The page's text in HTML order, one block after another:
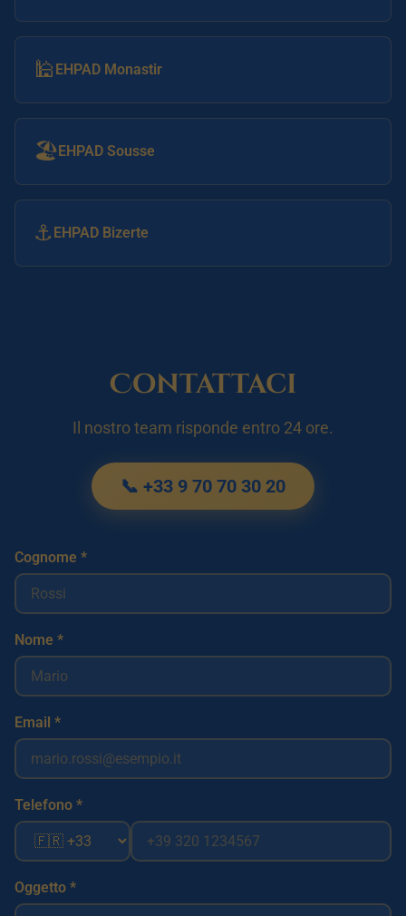
🕌 EHPAD Monastir
🏖️EHPAD Sousse
⚓ EHPAD Bizerte
Contattaci
Il nostro team risponde entro 24 ore.
📞 +33 9 70 70 30 20
Cognome *
Nome *
Email *
Telefono *
Oggetto *